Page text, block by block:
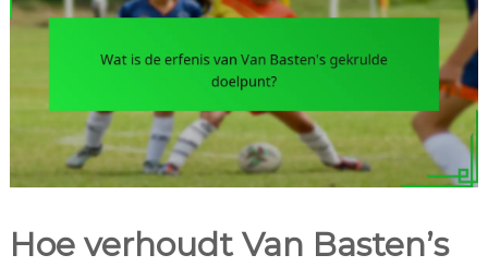
Hoe verhoudt Van Basten’s